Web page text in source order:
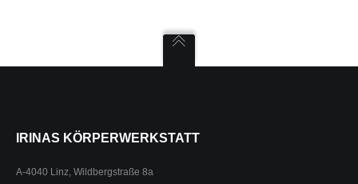
IRINAS KÖRPERWERKSTATT
A-4040 Linz, Wildbergstraße 8a